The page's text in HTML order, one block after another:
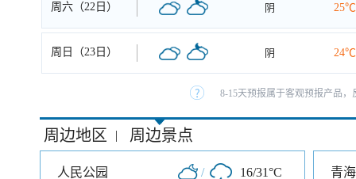
周六（22日） 阴 25℃
周日（23日） 阴 24℃
8-15天预报属于客观预报产品
周边地区 | 周边景点
人民公园 / 16/31°C 青